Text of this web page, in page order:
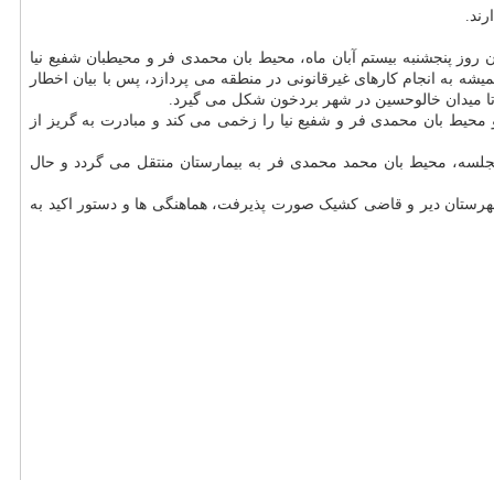
پنجشنبه بیستم آبان ماه، محیط بان محمدی فر و محیطبان شفیع نیا
انجام کارهای غیرقانونی در منطقه می پردازد، پس با بیان اخطار
میدان خالوحسین در شهر بردخون شکل می گیرد.
بان محمدی فر و شفیع نیا را زخمی می کند و مبادرت به گریز از
های شلیک شده، با پلیس 110 تماس برقرار می شود و بعد از صورتجلسه، محیط بان محمد محمدی فر به بیمارستان منتقل می گردد و حال
دیر و قاضی کشیک صورت پذیرفت، هماهنگی ها و دستور اکید به